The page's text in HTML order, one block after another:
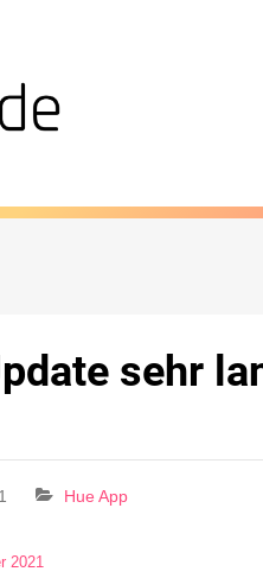
sehr
Hue App
2021